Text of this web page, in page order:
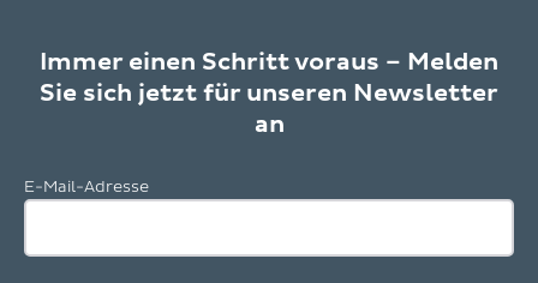
Immer einen Schritt voraus – Melden
Sie sich jetzt für unseren Newsletter
an
E-Mail-Adresse